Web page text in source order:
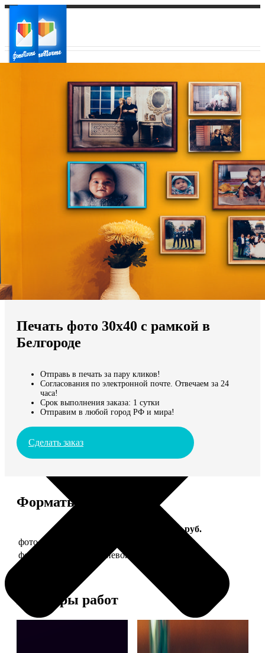
Ваш регион доставки
Выберите из списка:
Мы доставляем по всему миру
Продолжить без города
Печать фото 30х40 с рамкой в
Белгороде
Отправь в печать за пару кликов!
Согласования по электронной почте. Отвечаем за 24
часа!
Срок выполнения заказа: 1 сутки
Отправим в любой город РФ и мира!
Сделать заказ
Форматы и цены
Цена, руб.
фото 30х40 в деревянной рамке
фото 30х40 в алюминиевой рамке
Примеры работ